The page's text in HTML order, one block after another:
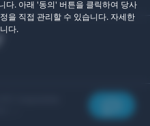
다. 아래 '동의' 버튼을 클릭하여 당사
을 직접 관리할 수 있습니다. 자세한
다.